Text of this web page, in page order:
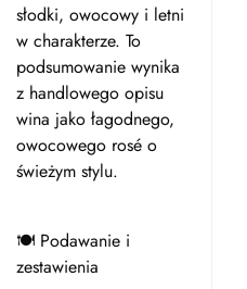
słodki, owocowy i letni
w charakterze. To
podsumowanie wynika
z handlowego opisu
wina jako łagodnego,
owocowego rosé o
świeżym stylu.
🍽️ Podawanie i
zestawienia